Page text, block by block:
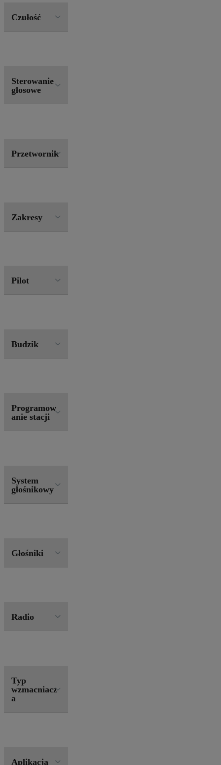
Czułość
Sterowanie
głosowe
Przetwornik
Zakresy
Pilot
Budzik
Programow
anie stacji
System
głośnikowy
Głośniki
Radio
Typ
wzmacniacz
a
Aplikacja